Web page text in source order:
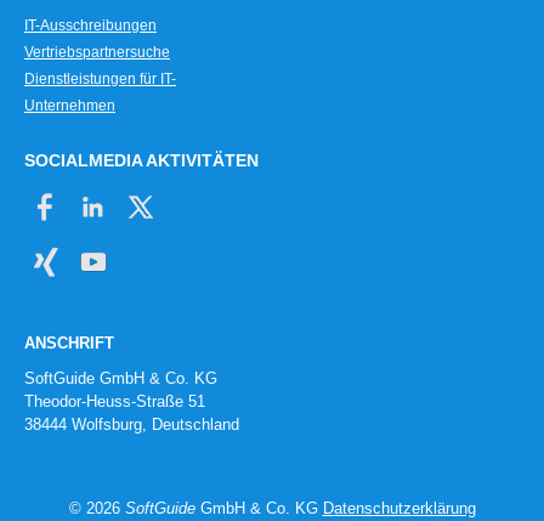
IT-Ausschreibungen
Vertriebspartnersuche
Dienstleistungen für IT-
Unternehmen
SOCIALMEDIA AKTIVITÄTEN
ANSCHRIFT
SoftGuide GmbH & Co. KG
Theodor-Heuss-Straße 51
38444 Wolfsburg, Deutschland
© 2026 SoftGuideGmbH & Co. KG Datenschutzerklärung